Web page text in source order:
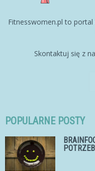
Fitnesswomen.pl to
Skontaktuj się z
POPULARNE POSTY